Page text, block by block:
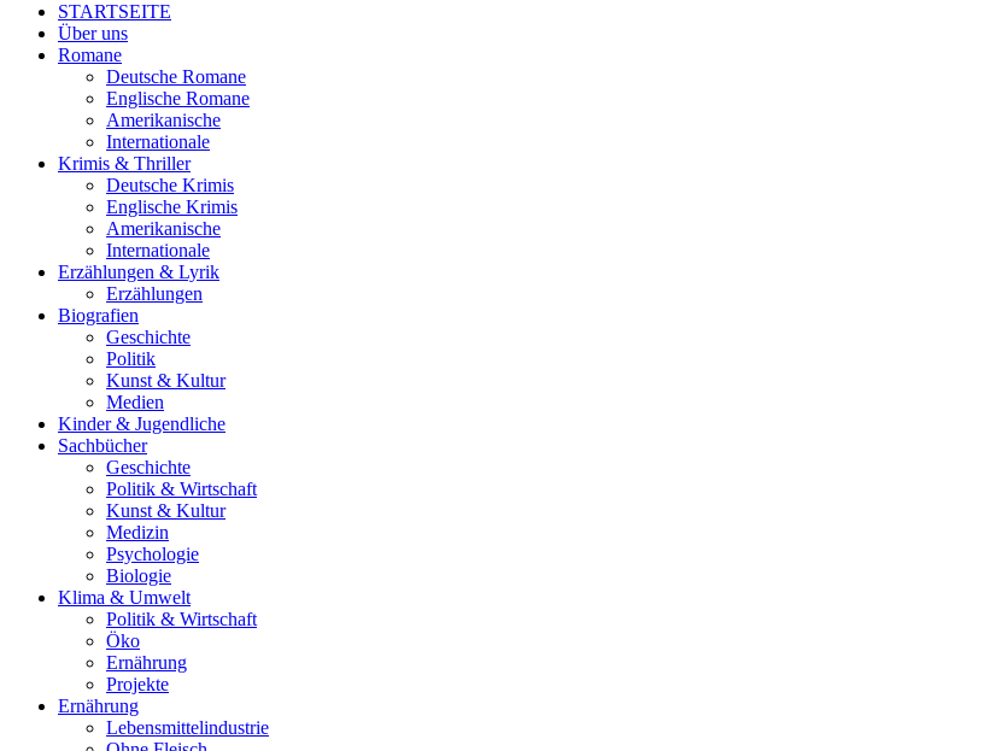
STARTSEITE
Über uns
Romane
Deutsche Romane
Englische Romane
Amerikanische
Internationale
Krimis & Thriller
Deutsche Krimis
Englische Krimis
Amerikanische
Internationale
Erzählungen & Lyrik
Erzählungen
Biografien
Geschichte
Politik
Kunst & Kultur
Medien
Kinder & Jugendliche
Sachbücher
Geschichte
Politik & Wirtschaft
Kunst & Kultur
Medizin
Psychologie
Biologie
Klima & Umwelt
Politik & Wirtschaft
Öko
Ernährung
Projekte
Ernährung
Lebensmittelindustrie